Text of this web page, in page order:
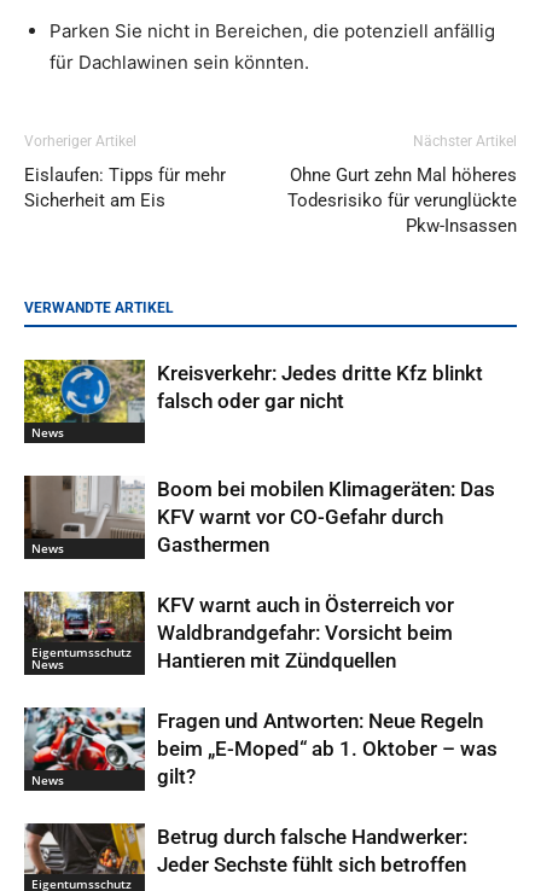
Parken Sie nicht in Bereichen, die potenziell anfällig
für Dachlawinen sein könnten.
Vorheriger Artikel
Eislaufen: Tipps für mehr
Sicherheit am Eis
Nächster Artikel
Ohne Gurt zehn Mal höheres
Todesrisiko für verunglückte
Pkw-Insassen
VERWANDTE ARTIKEL
News
Kreisverkehr: Jedes dritte Kfz blinkt
falsch oder gar nicht
News
Boom bei mobilen Klimageräten: Das
KFV warnt vor CO-Gefahr durch
Gasthermen
Eigentumsschutz
News
KFV warnt auch in Österreich vor
Waldbrandgefahr: Vorsicht beim
Hantieren mit Zündquellen
News
Fragen und Antworten: Neue Regeln
beim „E-Moped“ ab 1. Oktober – was
gilt?
Eigentumsschutz
Betrug durch falsche Handwerker:
Jeder Sechste fühlt sich betroffen